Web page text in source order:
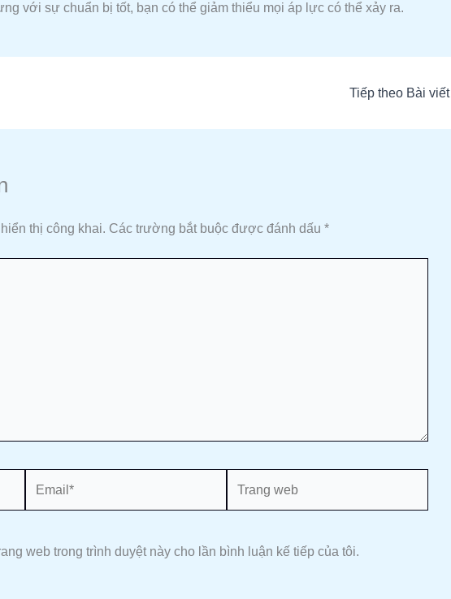
với sự chuẩn bị tốt, bạn có thể giảm thiểu mọi áp lực có thể xảy ra.
Tiếp theo Bài viết
thị công khai. Các trường bắt buộc được đánh dấu *
web
web trong trình duyệt này cho lần bình luận kế tiếp của tôi.